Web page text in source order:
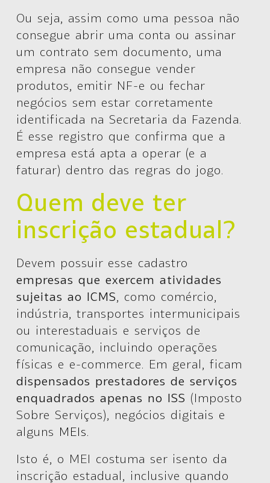
Ou seja, assim como uma pessoa não
consegue abrir uma conta ou assinar
um contrato sem documento, uma
empresa não consegue vender
produtos, emitir NF-e ou fechar
negócios sem estar corretamente
identificada na Secretaria da Fazenda.
É esse registro que confirma que a
empresa está apta a operar (e a
faturar) dentro das regras do jogo.
Quem deve ter
inscrição estadual?
Devem possuir esse cadastro
empresas que exercem atividades
sujeitas ao ICMS, como comércio,
indústria, transportes intermunicipais
ou interestaduais e serviços de
comunicação, incluindo operações
físicas e e-commerce. Em geral, ficam
dispensados prestadores de serviços
enquadrados apenas no ISS (Imposto
Sobre Serviços), negócios digitais e
alguns MEIs.
Isto é, o MEI costuma ser isento da
inscrição estadual, inclusive quando